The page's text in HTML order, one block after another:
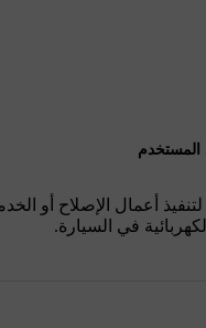
المستخدم
في السيارة.